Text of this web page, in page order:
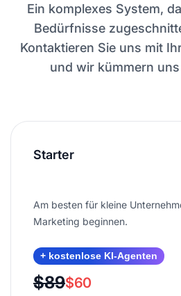
Ein komplexes System,
Bedürfnisse
Kontaktieren Sie uns mit
und wir kümmern
Starter
Am besten für kleine
Marketing beginnen.
+ kostenlose KI-Agenten
$89$60